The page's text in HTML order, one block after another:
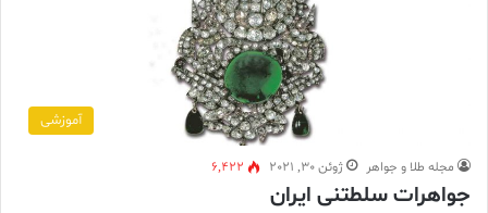
آموزشی
مجله طلا و جواهر ژوئن 30, 2021 6,422
جواهرات سلطتنی ایران